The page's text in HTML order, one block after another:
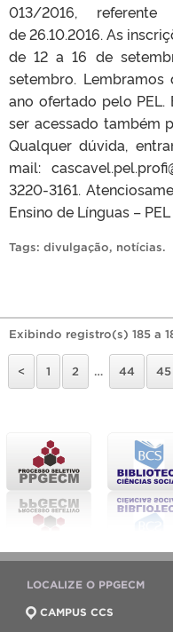
013/2016,
de 26.10.2016. As
de 12 a 16 de
setembro.
ano ofertado pelo PEL.
ser acessado também
Qualquer dúvida,
mail:
3220-3161.
Ensino de Línguas –
Tags: divulgação, notícias.
Exibindo registro(s) 185 a
< 1 2 … 44 45
LOCALIZE O PPGECM
CAMPUS CCS